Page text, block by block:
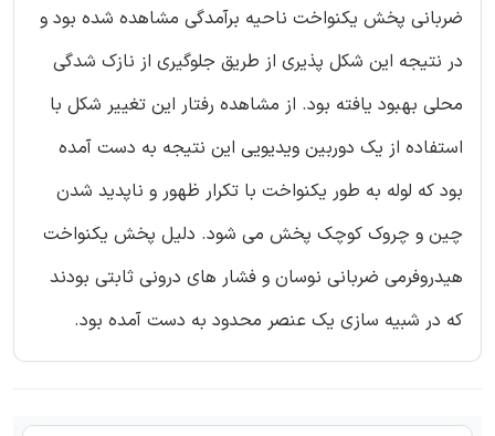
ضربانی پخش یکنواخت ناحیه برآمدگی مشاهده شده بود و
در نتیجه این شکل پذیری از طریق جلوگیری از نازک شدگی
محلی بهبود یافته بود. از مشاهده رفتار این تغییر شکل با
استفاده از یک دوربین ویدیویی این نتیجه به دست آمده
بود که لوله به طور یکنواخت با تکرار ظهور و ناپدید شدن
چین و چروک کوچک پخش می شود. دلیل پخش یکنواخت
هیدروفرمی ضربانی نوسان و فشار های درونی ثابتی بودند
که در شبیه سازی یک عنصر محدود به دست آمده بود.